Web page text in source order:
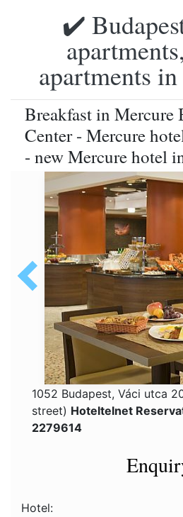
✔️
apartments
Breakfast in Mercure
Center - Mercure
- new Mercure hotel
1052 Budapest, Váci utca
street) Hoteltelnet
2279614
Hotel: